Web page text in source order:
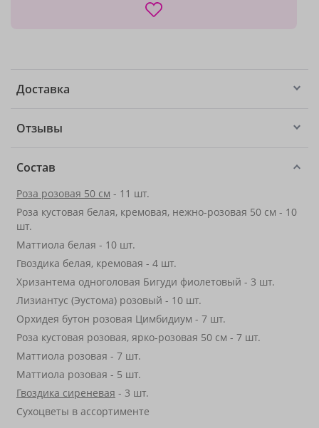
Доставка
Отзывы
Состав
Роза розовая 50 см - 11 шт.
Роза кустовая белая, кремовая, нежно-розовая 50 см - 10
шт.
Маттиола белая - 10 шт.
Гвоздика белая, кремовая - 4 шт.
Хризантема одноголовая Бигуди фиолетовый - 3 шт.
Лизиантус (Эустома) розовый - 10 шт.
Орхидея бутон розовая Цимбидиум - 7 шт.
Роза кустовая розовая, ярко-розовая 50 см - 7 шт.
Маттиола розовая - 7 шт.
Маттиола розовая - 5 шт.
Гвоздика сиреневая - 3 шт.
Сухоцветы в ассортименте